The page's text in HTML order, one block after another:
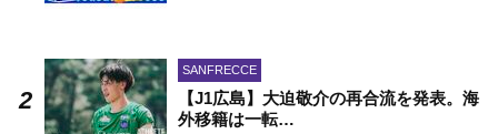
SANFRECCE
【J1広島】大迫敬介の再合流を発表。海
外移籍は一転…